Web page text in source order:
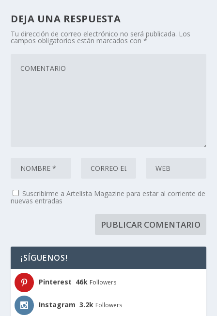
DEJA UNA RESPUESTA
Tu dirección de correo electrónico no será publicada. Los
campos obligatorios están marcados con*
Suscribirme a Artelista Magazine para estar al corriente de
nuevas entradas
¡SÍGUENOS!
Pinterest 46k Followers
Instagram 3.2k Followers